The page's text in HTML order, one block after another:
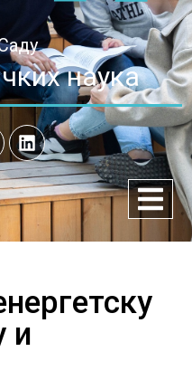
наука
и